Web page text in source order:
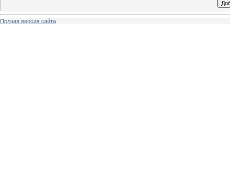
Полная версия сайта